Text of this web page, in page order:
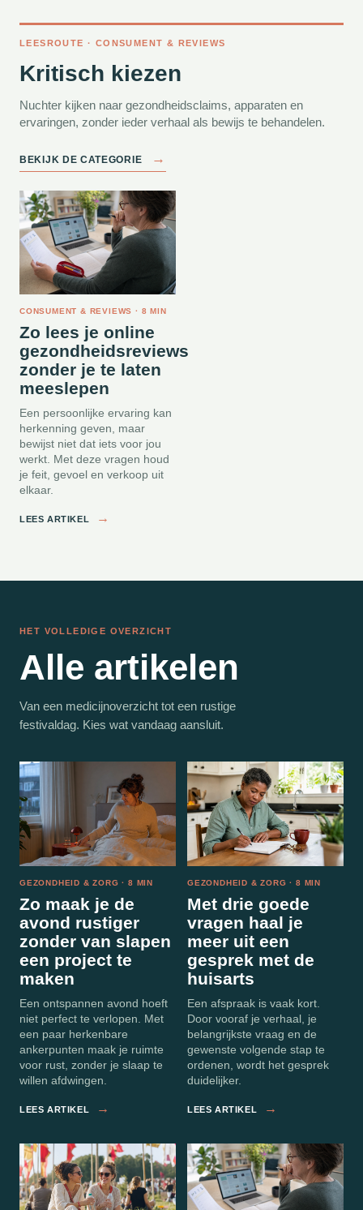
LEESROUTE · CONSUMENT & REVIEWS
Kritisch kiezen
Nuchter kijken naar gezondheidsclaims, apparaten en
ervaringen, zonder ieder verhaal als bewijs te behandelen.
BEKIJK DE CATEGORIE →
CONSUMENT & REVIEWS · 8 MIN
Zo lees je online
gezondheidsreviews
zonder je te laten
meeslepen
Een persoonlijke ervaring kan
herkenning geven, maar
bewijst niet dat iets voor jou
werkt. Met deze vragen houd
je feit, gevoel en verkoop uit
elkaar.
LEES ARTIKEL →
HET VOLLEDIGE OVERZICHT
Alle artikelen
Van een medicijnoverzicht tot een rustige
festivaldag. Kies wat vandaag aansluit.
GEZONDHEID & ZORG · 8 MIN
Zo maak je de
avond rustiger
zonder van slapen
een project te
maken
Een ontspannen avond hoeft
niet perfect te verlopen. Met
een paar herkenbare
ankerpunten maak je ruimte
voor rust, zonder je slaap te
willen afdwingen.
LEES ARTIKEL →
GEZONDHEID & ZORG · 8 MIN
Met drie goede
vragen haal je
meer uit een
gesprek met de
huisarts
Een afspraak is vaak kort.
Door vooraf je verhaal, je
belangrijkste vraag en de
gewenste volgende stap te
ordenen, wordt het gesprek
duidelijker.
LEES ARTIKEL →